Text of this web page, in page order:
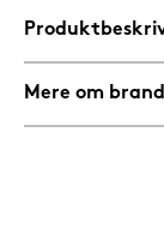
Mere om